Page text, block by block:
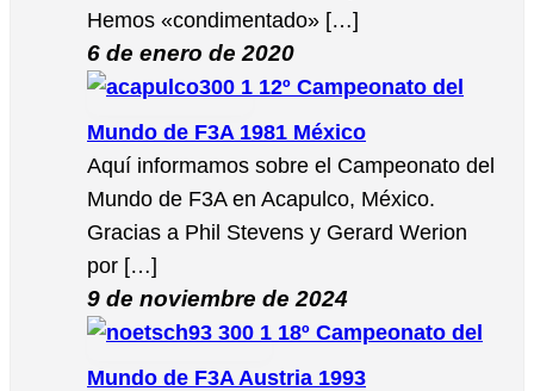
Hemos «condimentado» […]
6 de enero de 2020
12º Campeonato del
Mundo de F3A 1981 México
Aquí informamos sobre el Campeonato del
Mundo de F3A en Acapulco, México.
Gracias a Phil Stevens y Gerard Werion
por […]
9 de noviembre de 2024
18º Campeonato del
Mundo de F3A Austria 1993